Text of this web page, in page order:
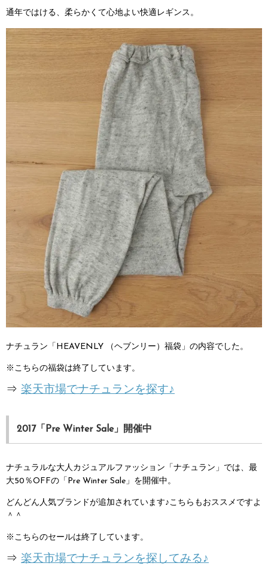
通年ではける、柔らかくて心地よい快適レギンス。
ナチュラン「HEAVENLY （ヘブンリー）福袋」の内容でした。
※こちらの福袋は終了しています。
⇒ 楽天市場でナチュランを探す♪
2017「Pre Winter Sale」開催中
ナチュラルな大人カジュアルファッション「ナチュラン」では、最
大50％OFFの「Pre Winter Sale」を開催中。
どんどん人気ブランドが追加されています♪こちらもおススメですよ
＾＾
※こちらのセールは終了しています。
⇒ 楽天市場でナチュランを探してみる♪